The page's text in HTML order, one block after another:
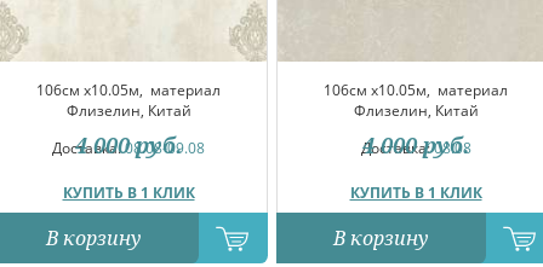
106см x10.05м, материал
Флизелин, Китай
Доставка:08.08-09.08
КУПИТЬ В 1 КЛИК
4 000 руб.
В корзину
106см x10.05м, материал
Флизелин, Китай
Доставка:08.08
КУПИТЬ В 1 КЛИК
4 000 руб.
В корзину